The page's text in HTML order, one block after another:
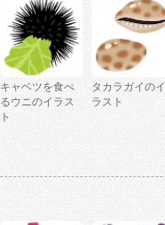
キャベツを食べ
るウニのイラス
ト
タカラガイのイ
ラスト